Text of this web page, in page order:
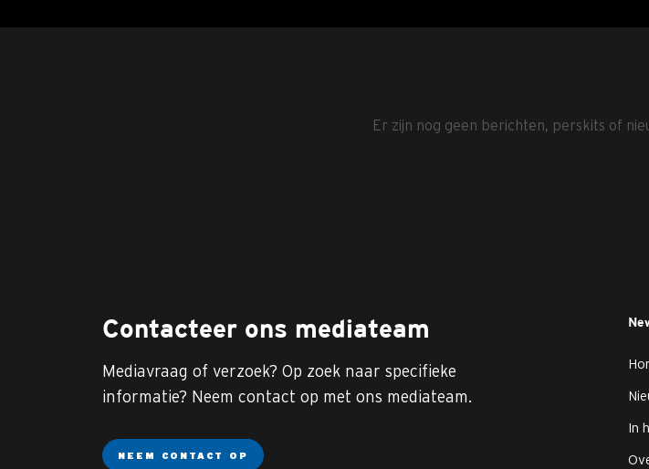
Er zijn nog geen berichten, perskits of
Contacteer ons mediateam
Mediavraag of verzoek? Op zoek naar specifieke
informatie? Neem contact op met ons mediateam.
NEEM CONTACT OP
In